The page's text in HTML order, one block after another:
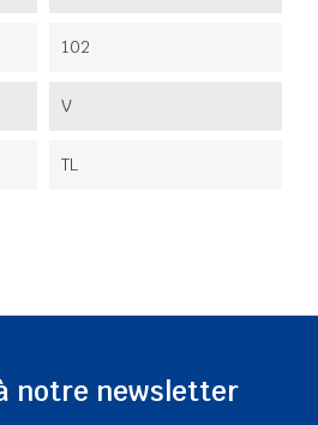
102
V
TL
notre newsletter